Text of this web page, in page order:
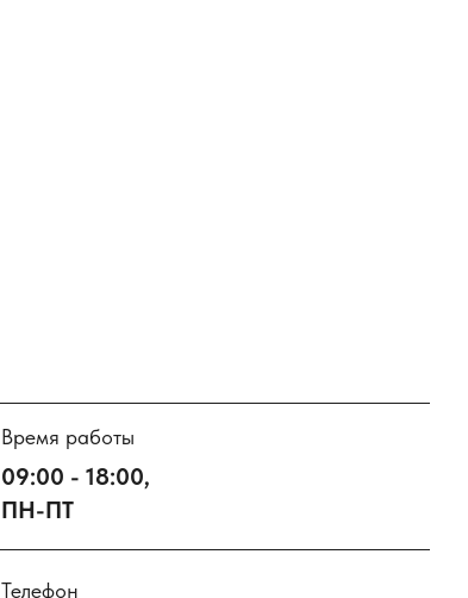
Время работы
09:00 - 18:00,
ПН-ПТ
Телефон